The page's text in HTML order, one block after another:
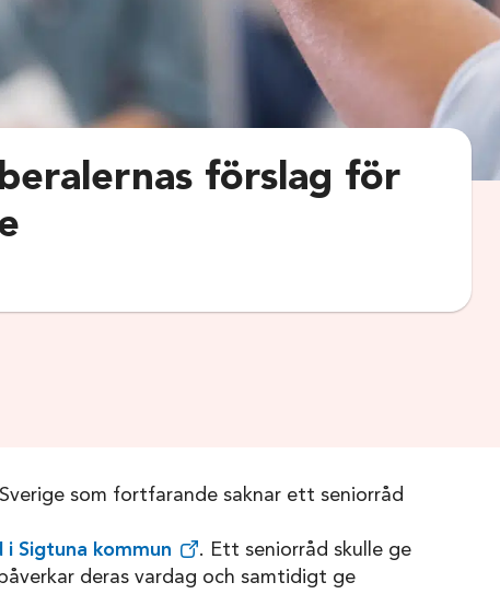
förslag för
som fortfarande saknar ett seniorråd
Sigtuna kommun
. Ett seniorråd skulle ge
deras vardag och samtidigt ge